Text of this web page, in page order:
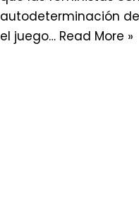
autodeterminación
el juego… Read More »